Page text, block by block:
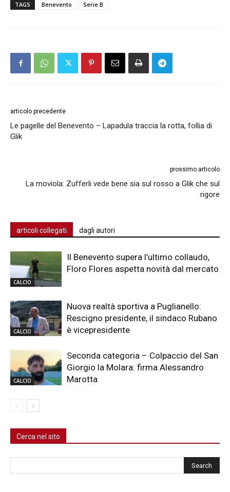
TAGS Benevento Serie B
articolo precedente
Le pagelle del Benevento – Lapadula traccia la rotta, follia di
Glik
prossimo articolo
La moviola: Zufferli vede bene sia sul rosso a Glik che sul
rigore
articoli collegati dagli autori
CALCIO
Il Benevento supera l’ultimo collaudo,
Floro Flores aspetta novità dal mercato
CALCIO
Nuova realtà sportiva a Puglianello:
Rescigno presidente, il sindaco Rubano
è vicepresidente
CALCIO
Seconda categoria – Colpaccio del San
Giorgio la Molara: firma Alessandro
Marotta
Cerca nel sito